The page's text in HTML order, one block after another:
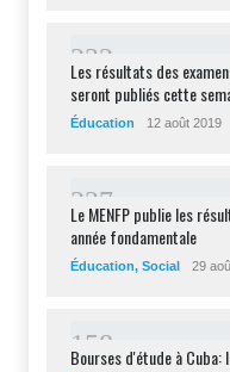
232
Les résultats des
seront publiés cette
Éducation 12 août 2019
227
Le MENFP publie les
année fondamentale
Éducation, Social 29
1 58
Bourses d'étude à